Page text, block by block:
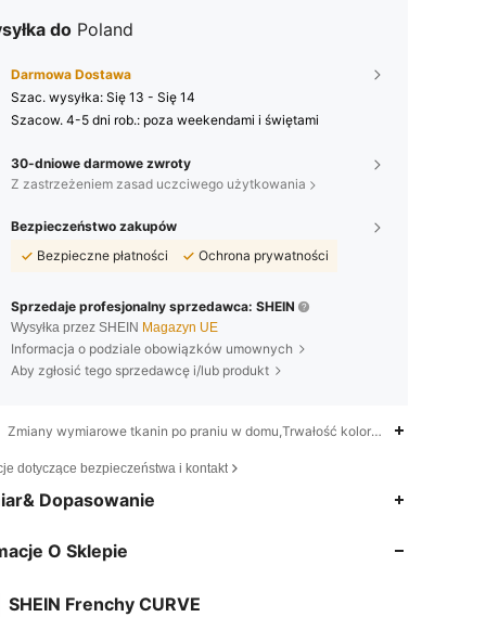
do Poland
Darmowa Dostawa
Szac. wysyłka: Się 13 - Się 14
Szacow. 4-5 dni rob.: poza weekendami i świętami
30-dniowe darmowe zwroty
Z zastrzeżeniem zasad uczciwego użytkowania
Bezpieczeństwo zakupów
Bezpieczne płatności
Ochrona prywatności
Sprzedaje profesjonalny sprzedawca: SHEIN
Wysyłka przez SHEIN Magazyn UE
Informacja o podziale obowiązków umownych
Aby zgłosić tego sprzedawcę i/lub produkt
Zmiany wymiarowe tkanin po praniu w domu,Trwałość kolorów w
dotyczące bezpieczeństwa i kontakt
Dopasowanie
O Sklepie
SHEIN Frenchy CURVE
4,83 4.1K